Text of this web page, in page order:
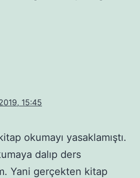
15:45
okumayı yasaklamıştı.
dalıp ders
Yani gerçekten kitap